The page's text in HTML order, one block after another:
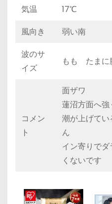
気温
17℃
風向き
弱い南
波のサ
イズ
もも たまに
コメン
ト
面ザワ
蓮沼方面へ
潮が上げて
ん
イン寄りで
くないです